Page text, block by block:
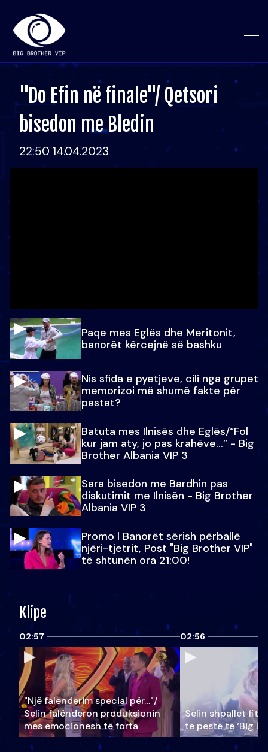
"Do Efin në finale"/ Qetsori
bisedon me Bledin
22:50 14.04.2023
Paqe mes Eglës dhe Meritonit,
banorët kërcejnë së bashku
Nis sfida e pyetjeve, cili nga grupet
memorizoi më shumë fakte për
pastat?
Batuta mes Ilnisës dhe Eglës/“Fol
kur jam aty, jo pas krahëve…” - Big
Brother Albania VIP 3
Sara bisedon me Bardhin pas
diskutimit me Ilnisën - Big Brother
Albania VIP 3
Promo l Banorët sërish përballë
njëri-tjetrit, Post "Big Brother VIP"
të shtunën ora 21:00!
Klipe
02:57
"Një falenderim special për…"/
Selin falënderon produksionin
mes emocionesh të forta
02:56
Selin shpallet
të pestë të ‘Big